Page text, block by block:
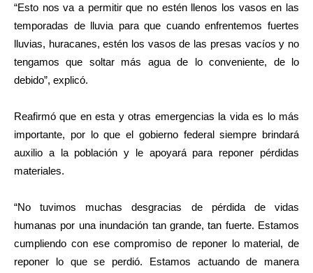
“Esto nos va a permitir que no estén llenos los vasos en las
temporadas de lluvia para que cuando enfrentemos fuertes
lluvias, huracanes, estén los vasos de las presas vacíos y no
tengamos que soltar más agua de lo conveniente, de lo
debido”, explicó.
Reafirmó que en esta y otras emergencias la vida es lo más
importante, por lo que el gobierno federal siempre brindará
auxilio a la población y le apoyará para reponer pérdidas
materiales.
“No tuvimos muchas desgracias de pérdida de vidas
humanas por una inundación tan grande, tan fuerte. Estamos
cumpliendo con ese compromiso de reponer lo material, de
reponer lo que se perdió. Estamos actuando de manera